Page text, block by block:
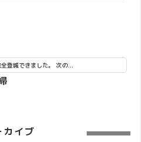
登城できました。 次の...
カイブ